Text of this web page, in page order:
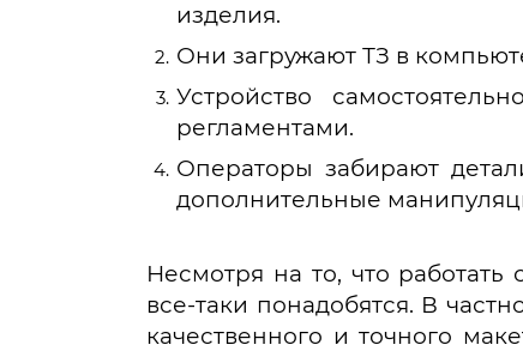
изделия.
Они загружают ТЗ в
Устройство
регламентами.
Операторы забирают
дополнительные
Несмотря на то, что
все-таки понадобятся. В
качественного и точного